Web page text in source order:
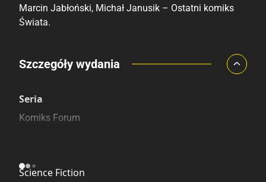
Marcin Jabłoński, Michał Janusik – Ostatni komiks
Świata.
Porównaj ceny
Szczegóły wydania
Seria
Komiks Forum
Science Fiction